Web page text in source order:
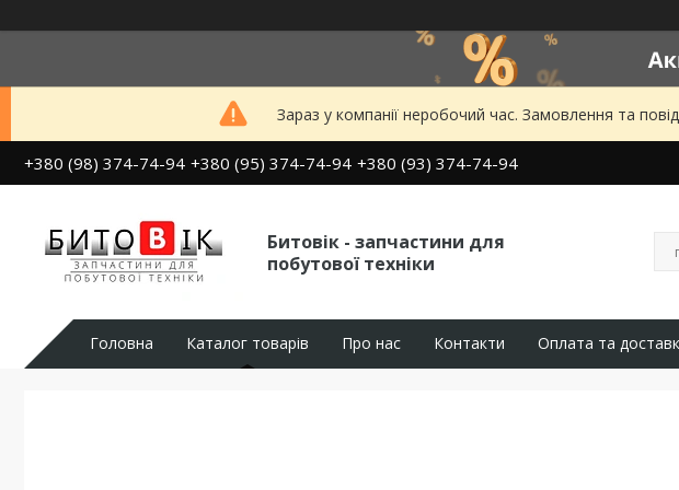
Зараз у компанії неробочий час. Замовлення та
+380 (98) 374-74-94 +380 (95) 374-74-94 +380 (93) 374-74-94
Битовік - запчастини для
побутової техніки
Головна Каталог товарів Про нас Контакти Оплата та